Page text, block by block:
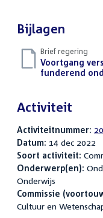
Bijlagen
Brief regering
Download
bestand:
Voortgang
funderend
Activiteit
Activiteitnummer:
Datum: 14 dec 2022
Soort activiteit:
Onderwerp(en):
Onderwijs
Commissie
Cultuur en